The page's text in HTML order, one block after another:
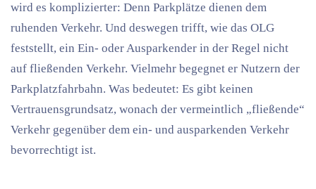
wird es komplizierter: Denn Parkplätze dienen dem
ruhenden Verkehr. Und deswegen trifft, wie das OLG
feststellt, ein Ein- oder Ausparkender in der Regel nicht
auf fließenden Verkehr. Vielmehr begegnet er Nutzern der
Parkplatzfahrbahn. Was bedeutet: Es gibt keinen
Vertrauensgrundsatz, wonach der vermeintlich „fließende“
Verkehr gegenüber dem ein- und ausparkenden Verkehr
bevorrechtigt ist.